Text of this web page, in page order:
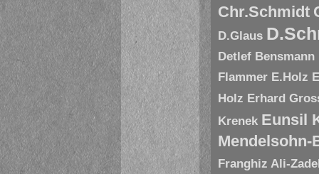
Chr.Schmidt
D.Glaus
Detlef Bensmann
Flammer E.Holz
Holz Erhard
Krenek Eunsil
Mendelsohn-
Franghiz Ali-